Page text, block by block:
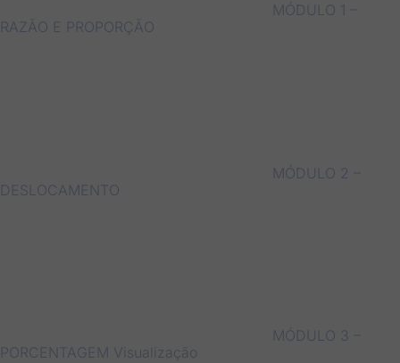
MÓDULO 1 –
RAZÃO E PROPORÇÃO
MÓDULO 2 –
DESLOCAMENTO
MÓDULO 3 –
PORCENTAGEM Visualização